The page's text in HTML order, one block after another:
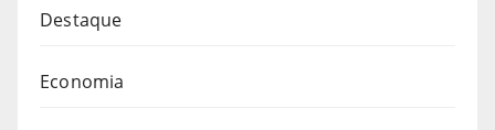
Destaque
Economia